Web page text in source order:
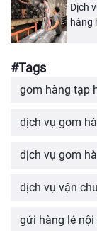
Dịch
hàng
#Tags
gom hàng tạp
dịch vụ gom
dịch vụ gom
dịch vụ vận
gửi hàng lẻ